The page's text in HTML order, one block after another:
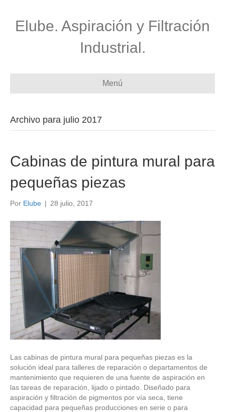
Elube. Aspiración y Filtración
Industrial.
Menú
Archivo para julio 2017
Cabinas de pintura mural para
pequeñas piezas
Por Elube | 28 julio, 2017
Las cabinas de pintura mural para pequeñas piezas es la
solución ideal para talleres de reparación o departamentos de
mantenimiento que requieren de una fuente de aspiración en
las tareas de reparación, lijado o pintado. Diseñado para
aspiración y filtración de pigmentos por vía seca, tiene
capacidad para pequeñas producciones en serie o para